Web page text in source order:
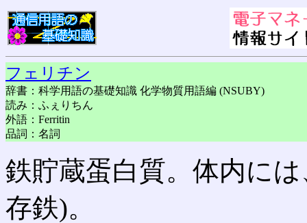
フェリチン
辞書：科学用語の基礎知識 化学物質用語編 (NSUBY)
読み：ふぇりちん
外語：Ferritin
品詞：名詞
鉄貯蔵蛋白質。体内に
存鉄)。